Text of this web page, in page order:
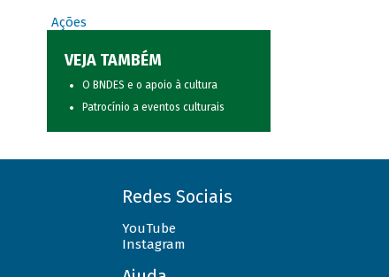
Ações
VEJA TAMBÉM
O BNDES e o apoio à cultura
Patrocínio a eventos culturais
Redes Sociais
YouTube
Instagram